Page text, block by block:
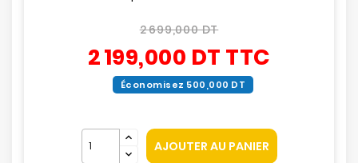
2 699,000 DT
2 199,000 DT TTC
Économisez 500,000 DT
AJOUTER AU PANIER